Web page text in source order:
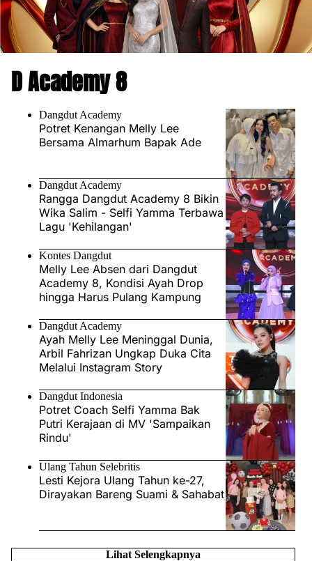
D Academy 8
Dangdut Academy
Potret Kenangan Melly Lee
Bersama Almarhum Bapak Ade
Dangdut Academy
Rangga Dangdut Academy 8 Bikin
Wika Salim - Selfi Yamma Terbawa
Lagu 'Kehilangan'
Kontes Dangdut
Melly Lee Absen dari Dangdut
Academy 8, Kondisi Ayah Drop
hingga Harus Pulang Kampung
Dangdut Academy
Ayah Melly Lee Meninggal Dunia,
Arbil Fahrizan Ungkap Duka Cita
Melalui Instagram Story
Dangdut Indonesia
Potret Coach Selfi Yamma Bak
Putri Kerajaan di MV 'Sampaikan
Rindu'
Ulang Tahun Selebritis
Lesti Kejora Ulang Tahun ke-27,
Dirayakan Bareng Suami & Sahabat
Lihat Selengkapnya